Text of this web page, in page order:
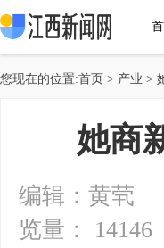
您现在的位置:首页 > 产业 >
她商
编辑：黄茕
览量： 14146